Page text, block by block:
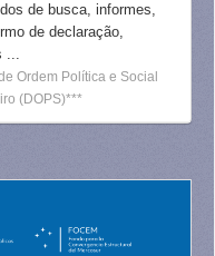
de busca, informes,
de declaração,
...
Ordem Política e Social
(DOPS)***